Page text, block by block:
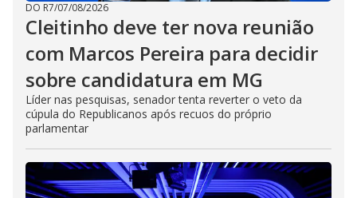
DO R7/07/08/2026
Cleitinho deve ter nova reunião
com Marcos Pereira para decidir
sobre candidatura em MG
Líder nas pesquisas, senador tenta reverter o veto da
cúpula do Republicanos após recuos do próprio
parlamentar